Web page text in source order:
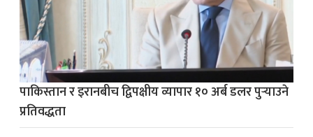
पाकिस्तान र इरानबीच द्विपक्षीय व्यापार १० अर्ब डलर पुर्‍याउने
प्रतिवद्धता